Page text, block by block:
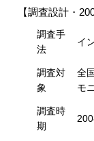
【調査設計・
調査手
法
イ
調査対
象
全
モ
調査時
期